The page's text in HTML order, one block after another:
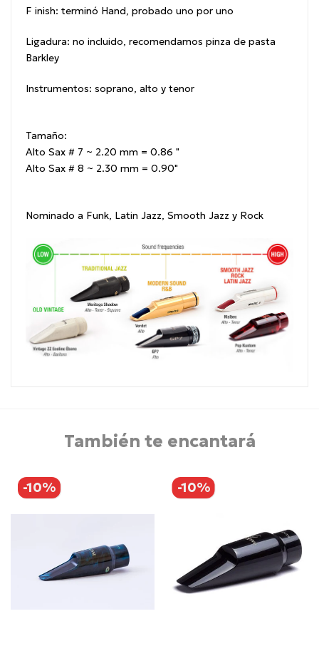
F inish: terminó Hand, probado uno por uno
Ligadura: no incluido, recomendamos pinza de pasta
Barkley
Instrumentos: soprano, alto y tenor
Tamaño:
Alto Sax # 7 ~ 2.20 mm = 0.86 "
Alto Sax # 8 ~ 2.30 mm = 0.90"
Nominado a Funk, Latin Jazz, Smooth Jazz y Rock
También te encantará
-10% -10%